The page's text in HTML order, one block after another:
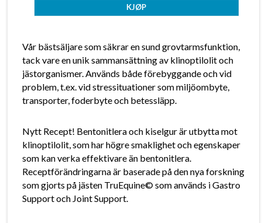
Vår bästsäljare som säkrar en sund grovtarmsfunktion,
tack vare en unik sammansättning av klinoptilolit och
jästorganismer. Används både förebyggande och vid
problem, t.ex. vid stressituationer som miljöombyte,
transporter, foderbyte och betessläpp.
Nytt Recept! Bentonitlera och kiselgur är utbytta mot
klinoptilolit, som har högre smaklighet och egenskaper
som kan verka effektivare än bentonitlera.
Receptförändringarna är baserade på den nya forskning
som gjorts på jästen TruEquine© som används i Gastro
Support och Joint Support.